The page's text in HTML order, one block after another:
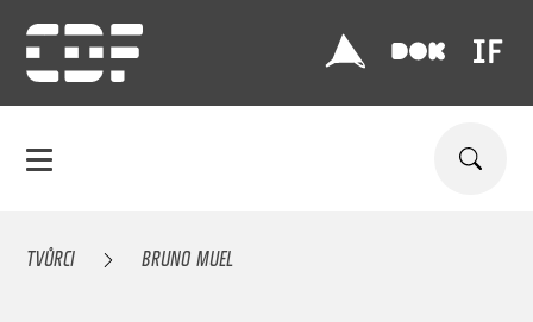
TVŮRCI BRUNO MUEL